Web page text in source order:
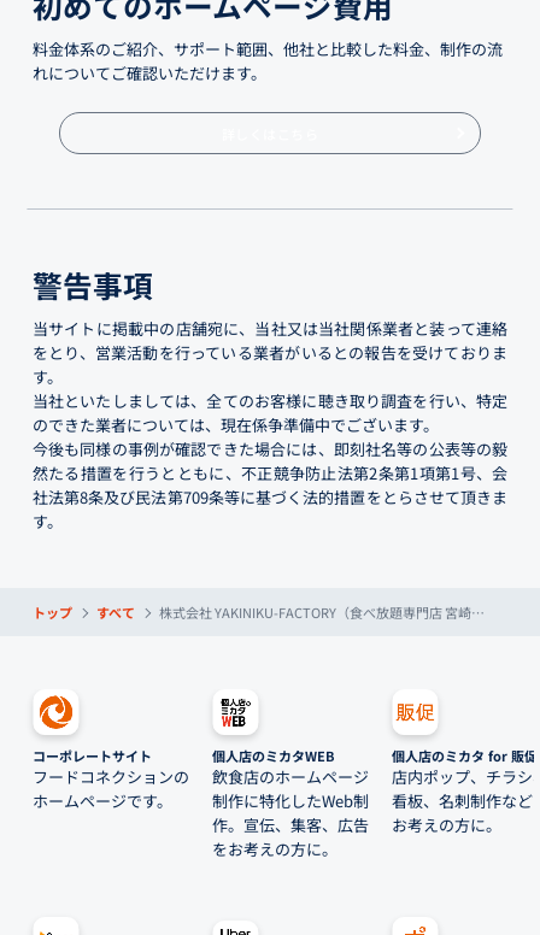
料金体系のご紹介、サポート範囲、他社と比較した料金、制作の流
れについてご確認いただけます。
警告事項
当サイトに掲載中の店舗宛に、当社又は当社関係業者と装って連絡
をとり、営業活動を行っている業者がいるとの報告を受けておりま
す。
当社といたしましては、全てのお客様に聴き取り調査を行い、特定
のできた業者については、現在係争準備中でございます。
今後も同様の事例が確認できた場合には、即刻社名等の公表等の毅
然たる措置を行うとともに、不正競争防止法第2条第1項第1号、会
社法第8条及び民法第709条等に基づく法的措置をとらさせて頂きま
す。
トップ すべて 株式会社 YAKINIKU-FACTORY（食べ放題専門店 宮崎肉本舗）
コーポレートサイト
フードコネクションの
ホームページです。
個人店のミカタWEB
飲食店のホームページ
制作に特化したWeb制
作。宣伝、集客、広告
をお考えの方に。
個人店のミカタ for 販促
店内ポップ、チラシ
看板、名刺制作など
お考えの方に。